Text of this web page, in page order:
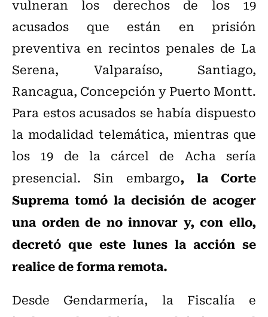
vulneran los derechos de los 19
acusados que están en prisión
preventiva en recintos penales de La
Serena, Valparaíso, Santiago,
Rancagua, Concepción y Puerto Montt.
Para estos acusados se había dispuesto
la modalidad telemática, mientras que
los 19 de la cárcel de Acha sería
presencial. Sin embargo, la Corte
Suprema tomó la decisión de acoger
una orden de no innovar y, con ello,
decretó que este lunes la acción se
realice de forma remota.
Desde Gendarmería, la Fiscalía e